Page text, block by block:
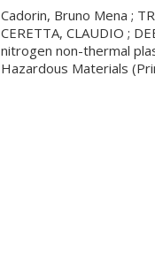
Cadorin, Bruno Mena ;
CERETTA, CLAUDIO ;
nitrogen non-thermal
Hazardous Materials